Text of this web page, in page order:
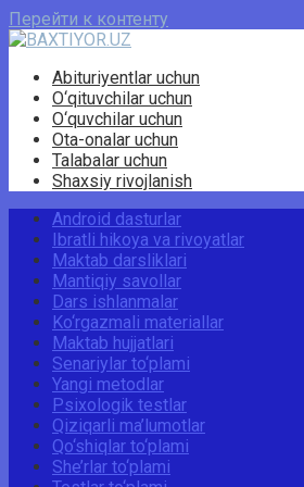
Перейти к контенту
Abituriyentlar uchun
O‘qituvchilar uchun
O‘quvchilar uchun
Ota-onalar uchun
Talabalar uchun
Shaxsiy rivojlanish
Android dasturlar
Ibratli hikoya va rivoyatlar
Maktab darsliklari
Mantiqiy savollar
Dars ishlanmalar
Ko‘rgazmali materiallar
Maktab hujjatlari
Senariylar to‘plami
Yangi metodlar
Psixologik testlar
Qiziqarli ma’lumotlar
Qo‘shiqlar to‘plami
She’rlar to‘plami